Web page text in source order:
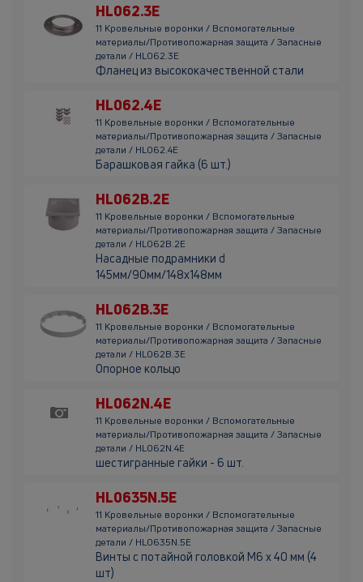
HL062.3E
11 Кровельные воронки / Вспомогательные
материалы/Противопожарная защита / Запасные
детали / HL062.3E
Фланец из высококачественной стали
HL062.4E
11 Кровельные воронки / Вспомогательные
материалы/Противопожарная защита / Запасные
детали / HL062.4E
Барашковая гайка (6 шт.)
HL062B.2E
11 Кровельные воронки / Вспомогательные
материалы/Противопожарная защита / Запасные
детали / HL062B.2E
Насадные подрамники d
145мм/90мм/148х148мм
HL062B.3E
11 Кровельные воронки / Вспомогательные
материалы/Противопожарная защита / Запасные
детали / HL062B.3E
Опорное кольцо
HL062N.4E
11 Кровельные воронки / Вспомогательные
материалы/Противопожарная защита / Запасные
детали / HL062N.4E
шестигранные гайки - 6 шт.
HL0635N.5E
11 Кровельные воронки / Вспомогательные
материалы/Противопожарная защита / Запасные
детали / HL0635N.5E
Винты с потайной головкой M6 x 40 мм (4
шт)